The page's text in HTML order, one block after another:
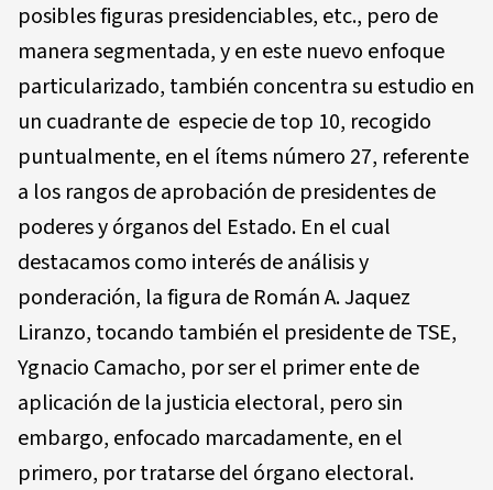
posibles figuras presidenciables, etc., pero de
manera segmentada, y en este nuevo enfoque
particularizado, también concentra su estudio en
un cuadrante de especie de top 10, recogido
puntualmente, en el ítems número 27, referente
a los rangos de aprobación de presidentes de
poderes y órganos del Estado. En el cual
destacamos como interés de análisis y
ponderación, la figura de Román A. Jaquez
Liranzo, tocando también el presidente de TSE,
Ygnacio Camacho, por ser el primer ente de
aplicación de la justicia electoral, pero sin
embargo, enfocado marcadamente, en el
primero, por tratarse del órgano electoral.